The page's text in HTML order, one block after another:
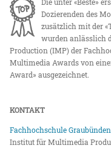
Die unter «Beste»
Dozierenden des
zusätzlich mit der
wurden anlässlich
Production (IMP) der
Multimedia Awards von
Award» ausgezeichnet.
KONTAKT
Fachhochschule Graubünden
Institut für Multimedia